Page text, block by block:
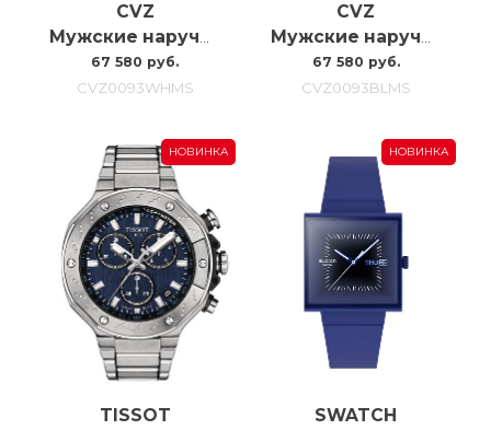
CVZ
Мужские наручные часы с автоподзаводом Carl Von Zeyten Cvz0093whms, 46MM
67 580 руб.
CVZ0093WHMS
CVZ
Мужские наручные часы с автоподзаводом Carl Von Zeyten Cvz0093blms, 46MM
67 580 руб.
CVZ0093BLMS
НОВИНКА
TISSOT
НОВИНКА
SWATCH